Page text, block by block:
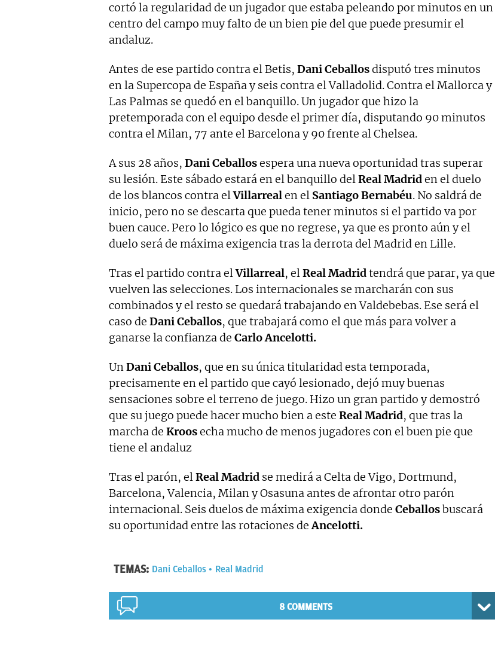
cortó la regularidad de un jugador que estaba peleando por minutos en un
centro del campo muy falto de un bien pie del que puede presumir el
andaluz.
Antes de ese partido contra el Betis, Dani Ceballosdisputó tres minutos
en la Supercopa de España y seis contra el Valladolid. Contra el Mallorca y
Las Palmas se quedó en el banquillo. Un jugador que hizo la
pretemporada con el equipo desde el primer día, disputando 90 minutos
contra el Milan, 77 ante el Barcelona y 90 frente al Chelsea.
A sus 28 años, Dani Ceballosespera una nueva oportunidad tras superar
su lesión. Este sábado estará en el banquillo delReal Madriden el duelo
de los blancos contra elVillarrealen el Santiago Bernabéu. No saldrá de
inicio, pero no se descarta que pueda tener minutos si el partido va por
buen cauce. Pero lo lógico es que no regrese, ya que es pronto aún y el
duelo será de máxima exigencia tras la derrota del Madrid en Lille.
Tras el partido contra elVillarreal, elReal Madridtendrá que parar, ya que
vuelven las selecciones. Los internacionales se marcharán con sus
combinados y el resto se quedará trabajando en Valdebebas. Ese será el
caso de Dani Ceballos, que trabajará como el que más para volver a
ganarse la confianza de Carlo Ancelotti.
UnDani Ceballos, que en su única titularidad esta temporada,
precisamente en el partido que cayó lesionado, dejó muy buenas
sensaciones sobre el terreno de juego. Hizo un gran partido y demostró
que su juego puede hacer mucho bien a este Real Madrid, que tras la
marcha de Kroosecha mucho de menos jugadores con el buen pie que
tiene el andaluz
Tras el parón, elReal Madrid se medirá a Celta de Vigo, Dortmund,
Barcelona, Valencia, Milan y Osasuna antes de afrontar otro parón
internacional. Seis duelos de máxima exigencia donde Ceballosbuscará
su oportunidad entre las rotaciones deAncelotti.
TEMAS: Dani Ceballos Real Madrid
8 COMMENTS